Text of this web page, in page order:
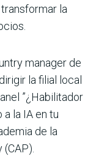
la
manager de
la filial local
”¿Habilitador
la IA en tu
de la
(CAP).